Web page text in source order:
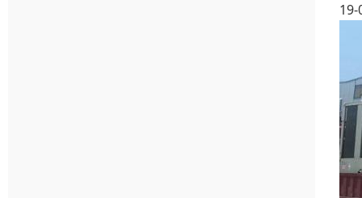
19-